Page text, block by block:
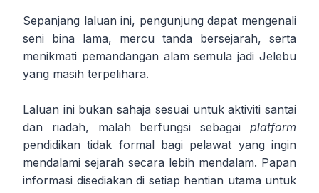
Sepanjang laluan ini, pengunjung dapat mengenali
seni bina lama, mercu tanda bersejarah, serta
menikmati pemandangan alam semula jadi Jelebu
yang masih terpelihara.
Laluan ini bukan sahaja sesuai untuk aktiviti santai
dan riadah, malah berfungsi sebagai platform
pendidikan tidak formal bagi pelawat yang ingin
mendalami sejarah secara lebih mendalam. Papan
informasi disediakan di setiap hentian utama untuk